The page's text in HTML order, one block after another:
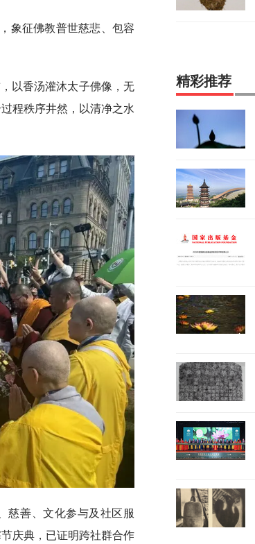
象征佛教普世慈悲、包容
以香汤灌沐太子佛像，无
程秩序井然，以清净之水
慈善、文化参与及社区服
庆典，已证明跨社群合作
精彩推荐